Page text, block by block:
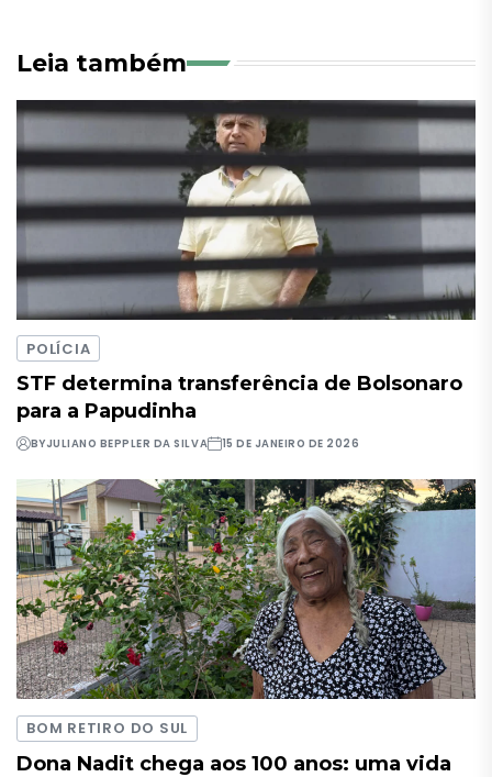
Leia também
POLÍCIA
STF determina transferência de Bolsonaro
para a Papudinha
BYJULIANO BEPPLER DA SILVA 15 DE JANEIRO DE 2026
BOM RETIRO DO SUL
Dona Nadit chega aos 100 anos: uma vida